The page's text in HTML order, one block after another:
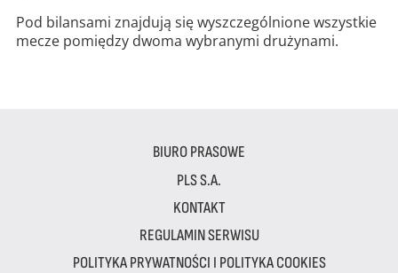
Pod bilansami znajdują się wyszczególnione wszystkie
mecze pomiędzy dwoma wybranymi drużynami.
BIURO PRASOWE
PLS S.A.
KONTAKT
REGULAMIN SERWISU
POLITYKA PRYWATNOŚCI I POLITYKA COOKIES